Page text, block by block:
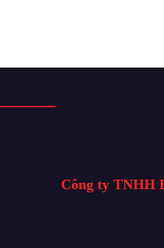
Công ty TNHH